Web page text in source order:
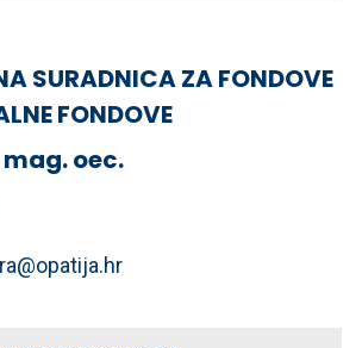
SURADNICA ZA FONDOVE
FONDOVE
oec.